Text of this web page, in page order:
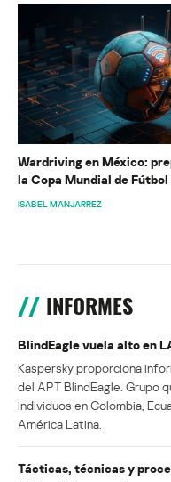
Wardriving en México:
la Copa Mundial de Fútbol
ISABEL MANJARREZ
INFORMES
BlindEagle vuela alto en
Kaspersky proporciona
del APT BlindEagle. Grupo
individuos en Colombia,
América Latina.
Tácticas, técnicas y